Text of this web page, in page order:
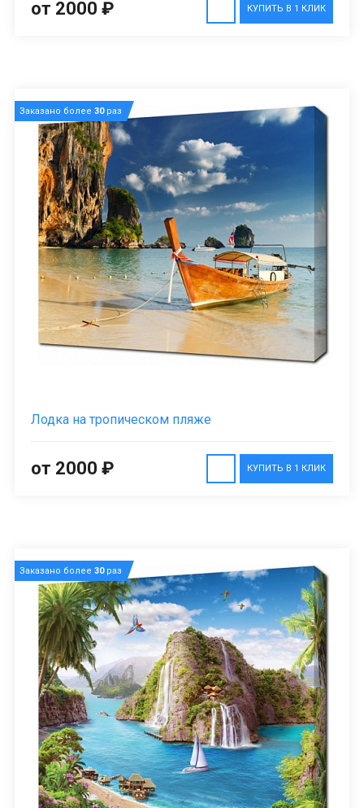
КУПИТЬ В 1 КЛИК
от 2000 ₽
Заказано более 30раз
Лодка на тропическом пляже
КУПИТЬ В 1 КЛИК
от 2000 ₽
Заказано более 30раз